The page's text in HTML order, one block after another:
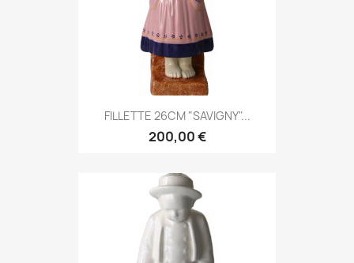
FILLETTE 26CM "SAVIGNY"...
200,00 €